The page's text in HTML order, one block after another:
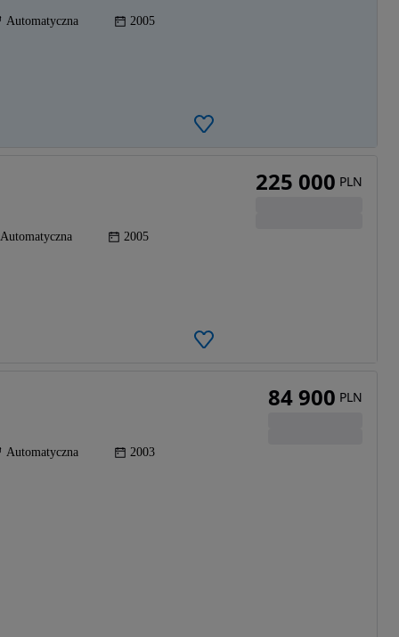
Automatyczna 2005
Automatyczna 2005
225 000 PLN
Automatyczna 2003
84 900 PLN